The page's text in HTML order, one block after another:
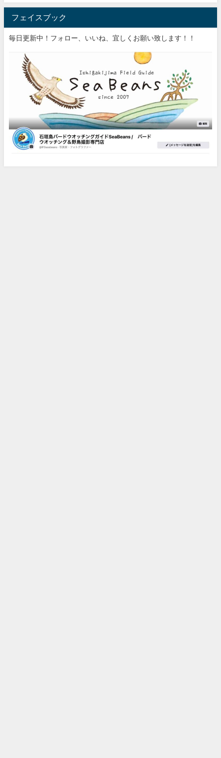
フェイスブック
毎日更新中！フォロー、いいね、宜しくお願い致します！！